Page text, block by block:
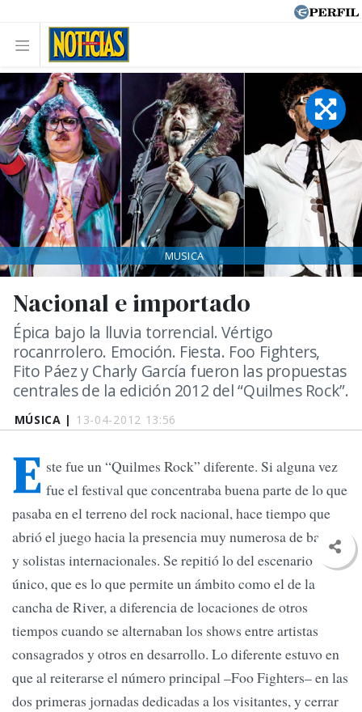
MÚSICA | 13-04-2012 13:56
Nacional e importado
Épica bajo la lluvia torrencial. Vértigo
rocanrrolero. Emoción. Fiesta. Foo Fighters,
Fito Páez y Charly García fueron las propuestas
centrales de la edición 2012 del “Quilmes Rock”.
MUSICA
E ste fue un “Quilmes Rock” diferente. Si alguna vez
fue el festival que concentraba buena parte de lo que
pasaba en el terreno del rock nacional, hace tiempo que
abrió el juego hacia la presencia muy numerosa de bandas
y solistas internacionales. Se repitió lo del escenario
único, que es lo que permite un ámbito como el de la
cancha de River, a diferencia de locaciones de otros
tiempos cuando se alternaban los shows entre artistas
consagrados y otros en desarrollo. Lo diferente estuvo en
que al reiterarse el número principal –Foo Fighters– en las
dos primeras jornadas dedicadas a los visitantes, y cerrar